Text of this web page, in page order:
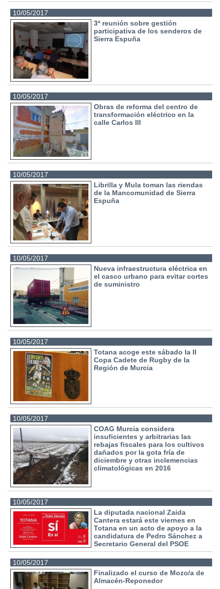
10/05/2017
3ª reunión sobre gestión
participativa de los senderos de
Sierra Espuña
10/05/2017
Obras de reforma del centro de
transformación eléctrico en la
calle Carlos III
10/05/2017
Librilla y Mula toman las riendas
de la Mancomunidad de Sierra
Espuña
10/05/2017
Nueva infraestructura eléctrica en
el casco urbano para evitar cortes
de suministro
10/05/2017
Totana acoge este sábado la II
Copa Cadete de Rugby de la
Región de Murcia
10/05/2017
COAG Murcia considera
insuficientes y arbitrarias las
rebajas fiscales para los cultivos
dañados por la gota fría de
diciembre y otras inclemencias
climatológicas en 2016
10/05/2017
La diputada nacional Zaida
Cantera estará este viernes en
Totana en un acto de apoyo a la
candidatura de Pedro Sánchez a
Secretario General del PSOE
10/05/2017
Finalizado el curso de Mozo/a de
Almacén-Reponedor